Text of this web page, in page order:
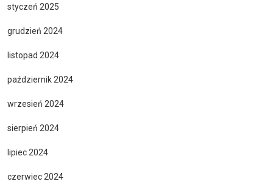
styczeń 2025
grudzień 2024
listopad 2024
październik 2024
wrzesień 2024
sierpień 2024
lipiec 2024
czerwiec 2024